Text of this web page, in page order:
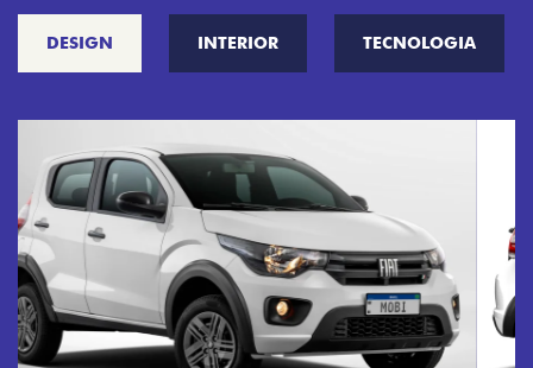
DESIGN INTERIOR TECNOLOGIA